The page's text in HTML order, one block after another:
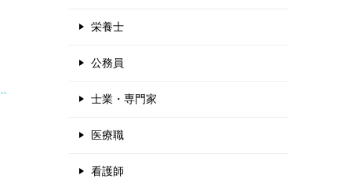
栄養士
公務員
士業・専門家
医療職
看護師